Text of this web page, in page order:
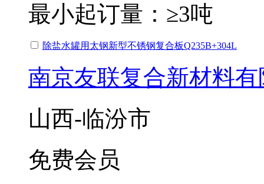
最小起订量： ≥3吨
除盐水罐用太钢新型不锈钢复合板Q235B+304L
南京友联复合新材料
山西-临汾市
免费会员